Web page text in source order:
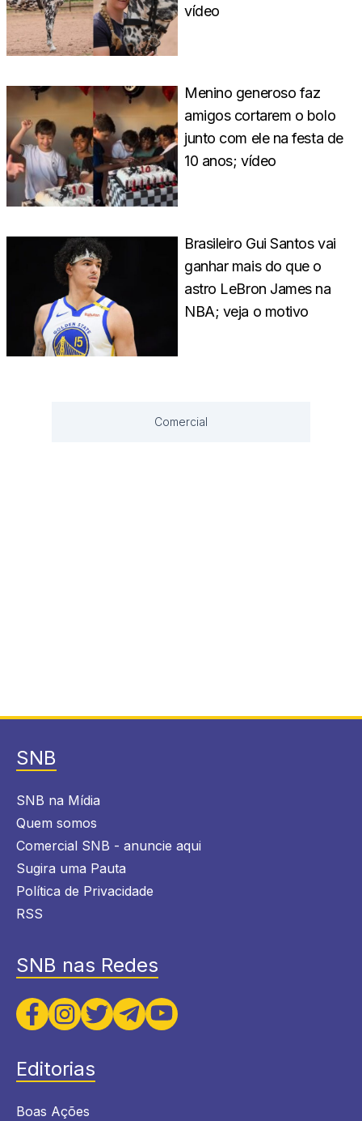
vídeo
Menino generoso faz
amigos cortarem o bolo
junto com ele na festa de
10 anos; vídeo
Brasileiro Gui Santos vai
ganhar mais do que o
astro LeBron James na
NBA; veja o motivo
Comercial
SNB
SNB na Mídia
Quem somos
Comercial SNB - anuncie aqui
Sugira uma Pauta
Política de Privacidade
RSS
SNB nas Redes
Editorias
Boas Ações